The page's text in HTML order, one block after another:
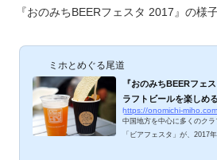
『おのみちBEERフェスタ 2017』の様
ミホとめぐる尾道
『おのみちBEERフェ
ラフトビールを楽しめ
https://onomichi-
中国地方を中心に多くのク
「ビアフェスタ」が、2017